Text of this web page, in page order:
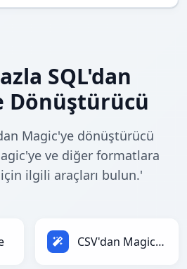
SQL'dan
Dönüştürücü
Magic'ye dönüştürücü
ve diğer formatlara
ilgili araçları bulun.'
CSV'dan Magic'ye